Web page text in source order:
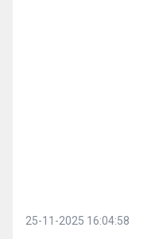
25-11-2025 16:04:58